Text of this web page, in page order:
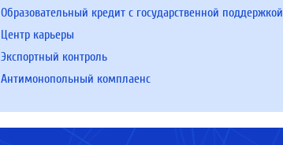
Образовательный кредит с государственной поддержкой
Центр карьеры
Экспортный контроль
Антимонопольный комплаенс